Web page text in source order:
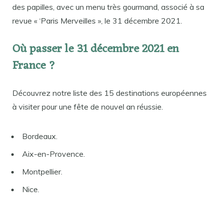
des papilles, avec un menu très gourmand, associé à sa
revue « ‘Paris Merveilles », le 31 décembre 2021.
Où passer le 31 décembre 2021 en
France ?
Découvrez notre liste des 15 destinations européennes
à visiter pour une fête de nouvel an réussie.
Bordeaux.
Aix-en-Provence.
Montpellier.
Nice.